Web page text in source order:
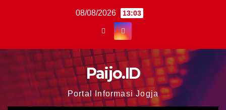
08/08/2026 13:03
Paijo.ID
Portal Informasi Jogja